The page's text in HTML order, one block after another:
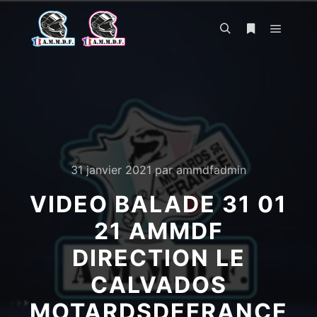
31 janvier 2021 parammdfadmin
VIDEO BALADE 31 01
21 AMMDF
DIRECTION LE
CALVADOS